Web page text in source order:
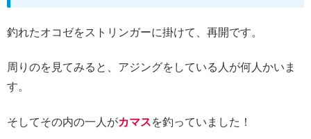
釣れたオコゼをストリンガーに掛けて、再開です。
周りのを見てみると、アジングをしている人が何人かいま
す。
そしてその内の一人がカマスを釣っていました！